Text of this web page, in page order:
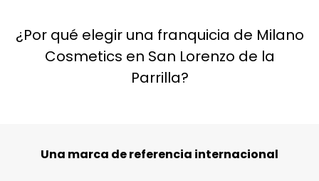
¿Por qué elegir una franquicia de Milano
Cosmetics en San Lorenzo de la
Parrilla?
Una marca de referencia internacional